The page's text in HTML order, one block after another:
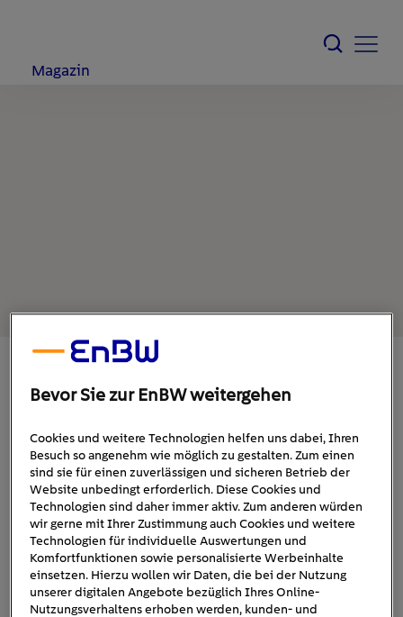
Magazin
12. Oktober 2022 1min
porsche-taycan-turbo-s-laden
Bevor Sie zur EnBW weitergehen
Cookies und weitere Technologien helfen uns dabei, Ihren
Besuch so angenehm wie möglich zu gestalten. Zum einen
sind sie für einen zuverlässigen und sicheren Betrieb der
Website unbedingt erforderlich. Diese Cookies und
Technologien sind daher immer aktiv. Zum anderen würden
wir gerne mit Ihrer Zustimmung auch Cookies und weitere
Technologien für individuelle Auswertungen und
Komfortfunktionen sowie personalisierte Werbeinhalte
einsetzen. Hierzu wollen wir Daten, die bei der Nutzung
unserer digitalen Angebote bezüglich Ihres Online-
Nutzungsverhaltens erhoben werden, kunden- und